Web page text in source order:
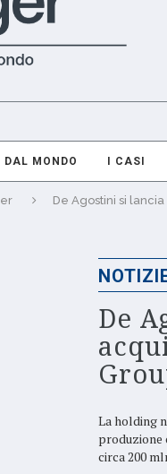
DAL MONDO I CASI
De Agostini si
De
La holding
produzione
circa 200